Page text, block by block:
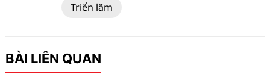
Triển lãm
BÀI LIÊN QUAN